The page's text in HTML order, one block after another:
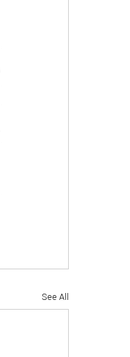
See All